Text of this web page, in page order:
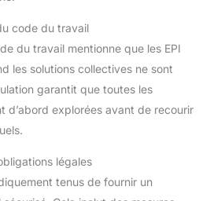
code du travail
du travail mentionne que les EPI
les solutions collectives ne sont
garantit que toutes les
d’abord explorées avant de recourir
légales
tenus de fournir un